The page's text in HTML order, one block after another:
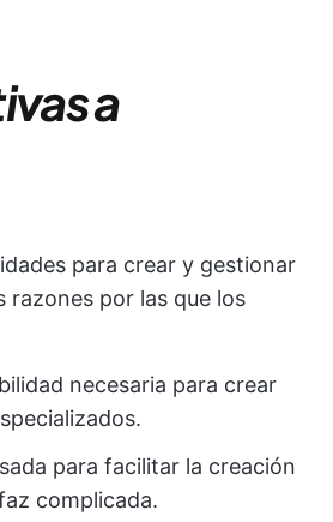
a
para crear y gestionar
razones por las que los
necesaria para crear
para facilitar la creación
complicada.